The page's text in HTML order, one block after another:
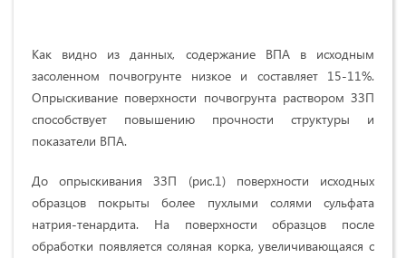
Как видно из данных, содержание ВПА в исходным
засоленном почвогрунте низкое и составляет 15-11%.
Опрыскивание поверхности почвогрунта раствором ЗЗП
способствует повышению прочности структуры и
показатели ВПА.
До опрыскивания ЗЗП (рис.1) поверхности исходных
образцов покрыты более пухлыми солями сульфата
натрия-тенардита. На поверхности образцов после
обработки появляется соляная корка, увеличивающаяся с